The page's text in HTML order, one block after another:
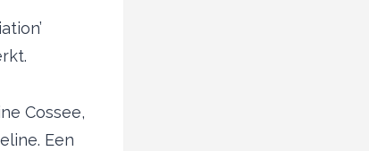
Cossee,
Een